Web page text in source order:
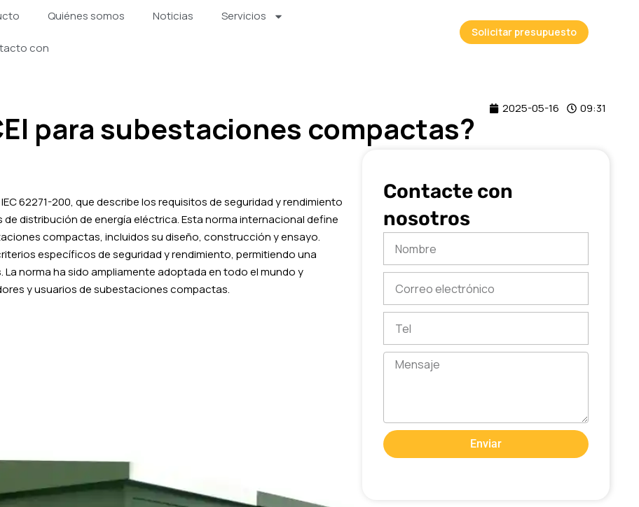
Quiénes somos Noticias Servicios
con
Solicitar presupuesto
para subestaciones compactas?
2025-05-16 09:31
62271-200, que describe los requisitos de seguridad y rendimiento
distribución de energía eléctrica. Esta norma internacional define
compactas, incluidos su diseño, construcción y ensayo.
específicos de seguridad y rendimiento, permitiendo una
norma ha sido ampliamente adoptada en todo el mundo y
y usuarios de subestaciones compactas.
Contacte con
nosotros
electrónico
Mensaje
Enviar